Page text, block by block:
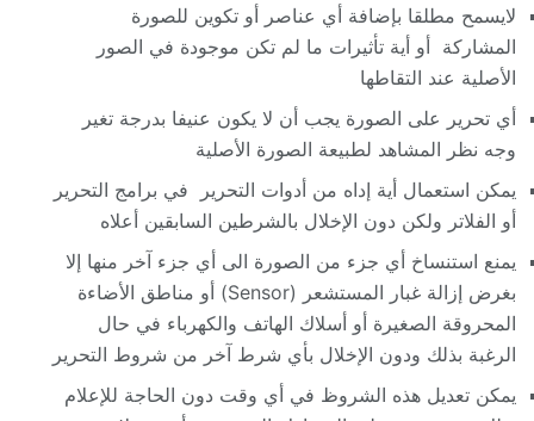
لايسمح مطلقا بإضافة أي عناصر أو تكوين للصورة
المشاركة أو أية تأثيرات ما لم تكن موجودة في الصور
الأصلية عند التقاطها
أي تحرير على الصورة يجب أن لا يكون عنيفا بدرجة تغير
وجه نظر المشاهد لطبيعة الصورة الأصلية
يمكن استعمال أية إداه من أدوات التحرير في برامج التحرير
أو الفلاتر ولكن دون الإخلال بالشرطين السابقين أعلاه
يمنع استنساخ أي جزء من الصورة الى أي جزء آخر منها إلا
بغرض إزالة غبار المستشعر (Sensor) أو مناطق الأضاءة
المحروقة الصغيرة أو أسلاك الهاتف والكهرباء في حال
الرغبة بذلك ودون الإخلال بأي شرط آخر من شروط التحرير
يمكن تعديل هذه الشروظ في أي وقت دون الحاجة للإعلام